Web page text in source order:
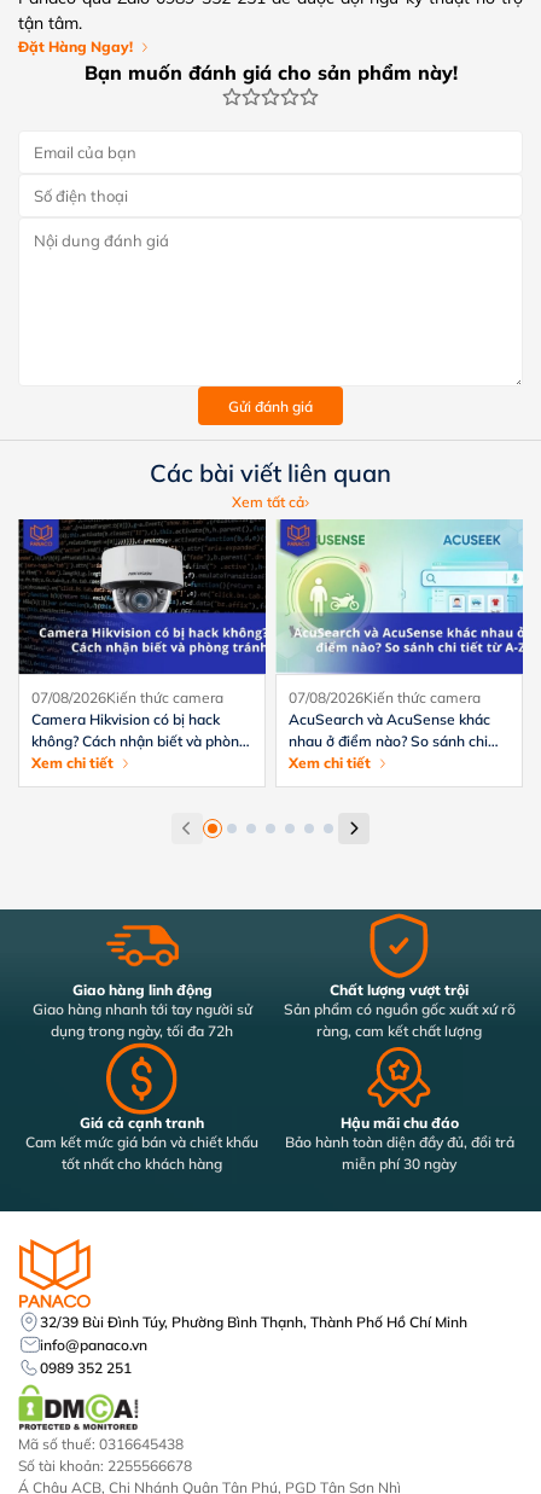
tận tâm.
Đặt Hàng Ngay!
Bạn muốn đánh giá cho sản phẩm này!
Gửi đánh giá
Các bài viết liên quan
Xem tất cả
07/08/2026Kiến thức camera
Camera Hikvision có bị hack
không? Cách nhận biết và phòng
tránh hiệu quả
Xem chi tiết
07/08/2026Kiến thức camera
AcuSearch và AcuSense khác
nhau ở điểm nào? So sánh chi
tiết từ A-Z
Xem chi tiết
Giao hàng linh động
Giao hàng nhanh tới tay người sử
dụng trong ngày, tối đa 72h
Chất lượng vượt trội
Sản phẩm có nguồn gốc xuất xứ rõ
ràng, cam kết chất lượng
Giá cả cạnh tranh
Cam kết mức giá bán và chiết khấu
tốt nhất cho khách hàng
Hậu mãi chu đáo
Bảo hành toàn diện đầy đủ, đổi trả
miễn phí 30 ngày
32/39 Bùi Đình Túy, Phường Bình Thạnh, Thành Phố Hồ Chí Minh
info@panaco.vn
0989 352 251
Mã số thuế: 0316645438
Số tài khoản: 2255566678
Á Châu ACB, Chi Nhánh Quận Tân Phú, PGD Tân Sơn Nhì